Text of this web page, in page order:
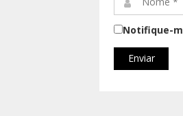
Nome
*
Notifique-